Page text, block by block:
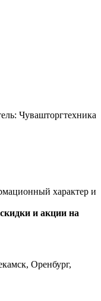
Чувашторгтехника
характер и
и акции на
Оренбург,